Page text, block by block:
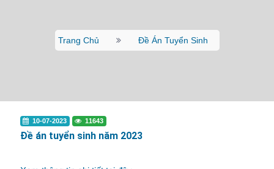
Trang Chủ Đề Án Tuyển Sinh
10-07-2023 11643
Đề án tuyển sinh năm 2023